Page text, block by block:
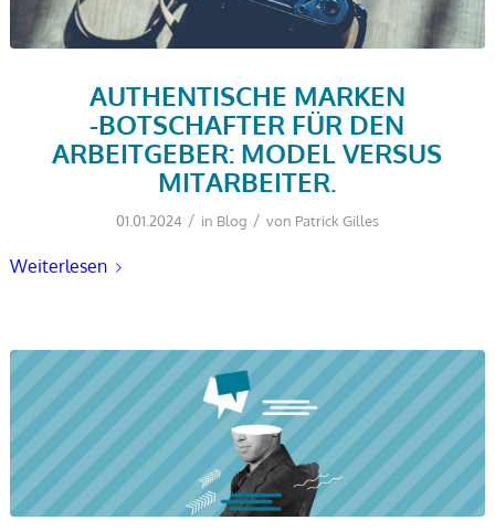
AUTHENTISCHE MARKEN
-BOTSCHAFTER FÜR DEN
ARBEITGEBER: MODEL VERSUS
MITARBEITER.
01.01.2024 / in Blog / von Patrick Gilles
Weiterlesen